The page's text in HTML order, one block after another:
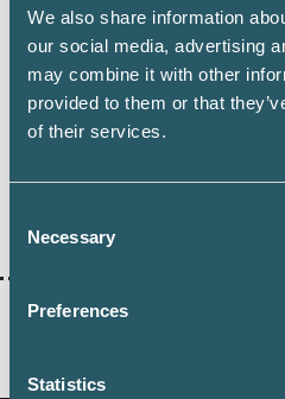
We also share information
our social media, advertising
may combine it with other
provided to them or that
of their services.
Selection
Necessary
Preferences
Statistics
Håkan